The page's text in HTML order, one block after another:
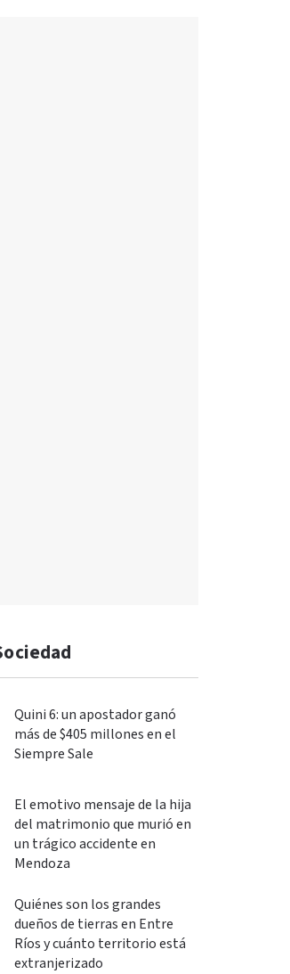
Quini 6: un apostador ganó
más de $405 millones en el
Siempre Sale
El emotivo mensaje de la hija
del matrimonio que murió en
un trágico accidente en
Mendoza
Quiénes son los grandes
dueños de tierras en Entre
Ríos y cuánto territorio está
extranjerizado